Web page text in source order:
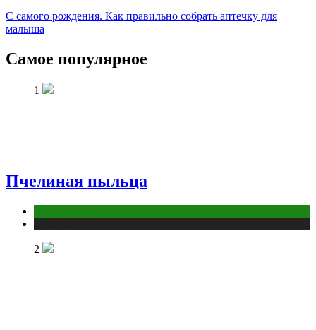
С самого рождения. Как правильно собрать аптечку для
малыша
Самое популярное
1
Пчелиная пыльца
2